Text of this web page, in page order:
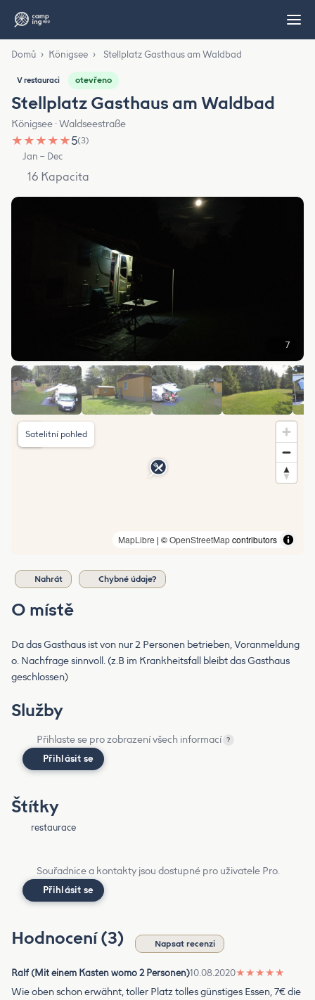
Domů › Königsee › Stellplatz Gasthaus am Waldbad
V restauraci otevřeno
Stellplatz Gasthaus am Waldbad
Königsee · Waldseestraße
★ ★ ★ ★ ★5(3)
Jan – Dec
16 Kapacita
7
MapLibre | ©OpenStreetMapcontributors
Satelitní pohled
Nahrát Chybné údaje?
O místě
Da das Gasthaus ist von nur 2 Personen betrieben, Voranmeldung
o. Nachfrage sinnvoll. (z.B im Krankheitsfall bleibt das Gasthaus
geschlossen)
Služby
Přihlaste se pro zobrazení všech informací ?
Přihlásit se
Štítky
restaurace
Souřadnice a kontakty jsou dostupné pro uživatele Pro.
Přihlásit se
Hodnocení (3) Napsat recenzi
Ralf (Mit einem Kasten womo 2 Personen)10.08.2020★ ★ ★ ★ ★
Wie oben schon erwähnt, toller Platz tolles günstiges Essen, 7€ die